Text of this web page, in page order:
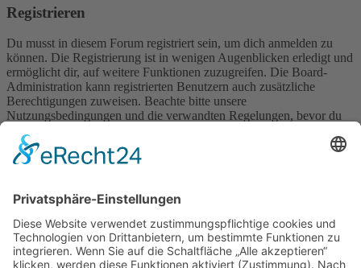
Registrieren
Du musst in diesem Forum registriert sein, um dich anmelden zu
können. Die Registrierung ist in wenigen Augenblicken erledigt und
ermöglicht dir, auf weitere Funktionen zuzugreifen. Die Board-
Administration kann registrierten Benutzern auch zusätzliche
Berechtigungen zuweisen. Beachte bitte unsere
Nutzungsbedingungen und die verwandten Regelungen, bevor du
wenn du dich in diesem Board bewegst.
Foren-Übersicht
Alle Zeiten sindUTC+02:00